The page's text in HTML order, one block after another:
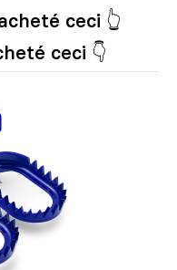
ceci 👆
ceci 👇